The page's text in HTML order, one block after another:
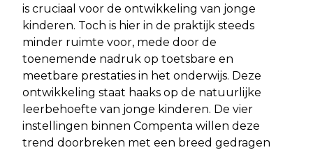
is cruciaal voor de ontwikkeling van jonge
kinderen. Toch is hier in de praktijk steeds
minder ruimte voor, mede door de
toenemende nadruk op toetsbare en
meetbare prestaties in het onderwijs. Deze
ontwikkeling staat haaks op de natuurlijke
leerbehoefte van jonge kinderen. De vier
instellingen binnen Compenta willen deze
trend doorbreken met een breed gedragen